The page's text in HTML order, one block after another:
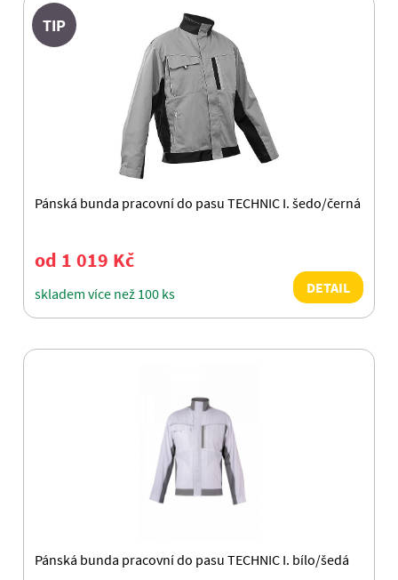
TIP
Pánská bunda pracovní do pasu TECHNIC I. šedo/černá
od 1 019 Kč
skladem více než 100 ks DETAIL
Pánská bunda pracovní do pasu TECHNIC I. bílo/šedá